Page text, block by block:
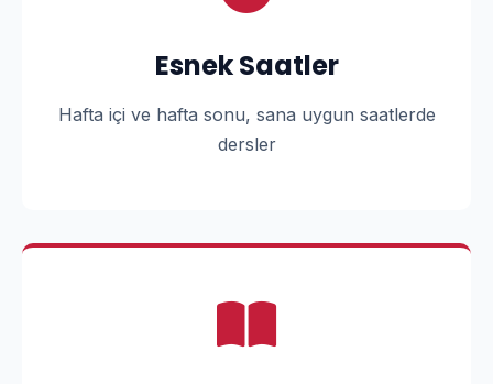
Esnek Saatler
Hafta içi ve hafta sonu, sana uygun saatlerde
dersler